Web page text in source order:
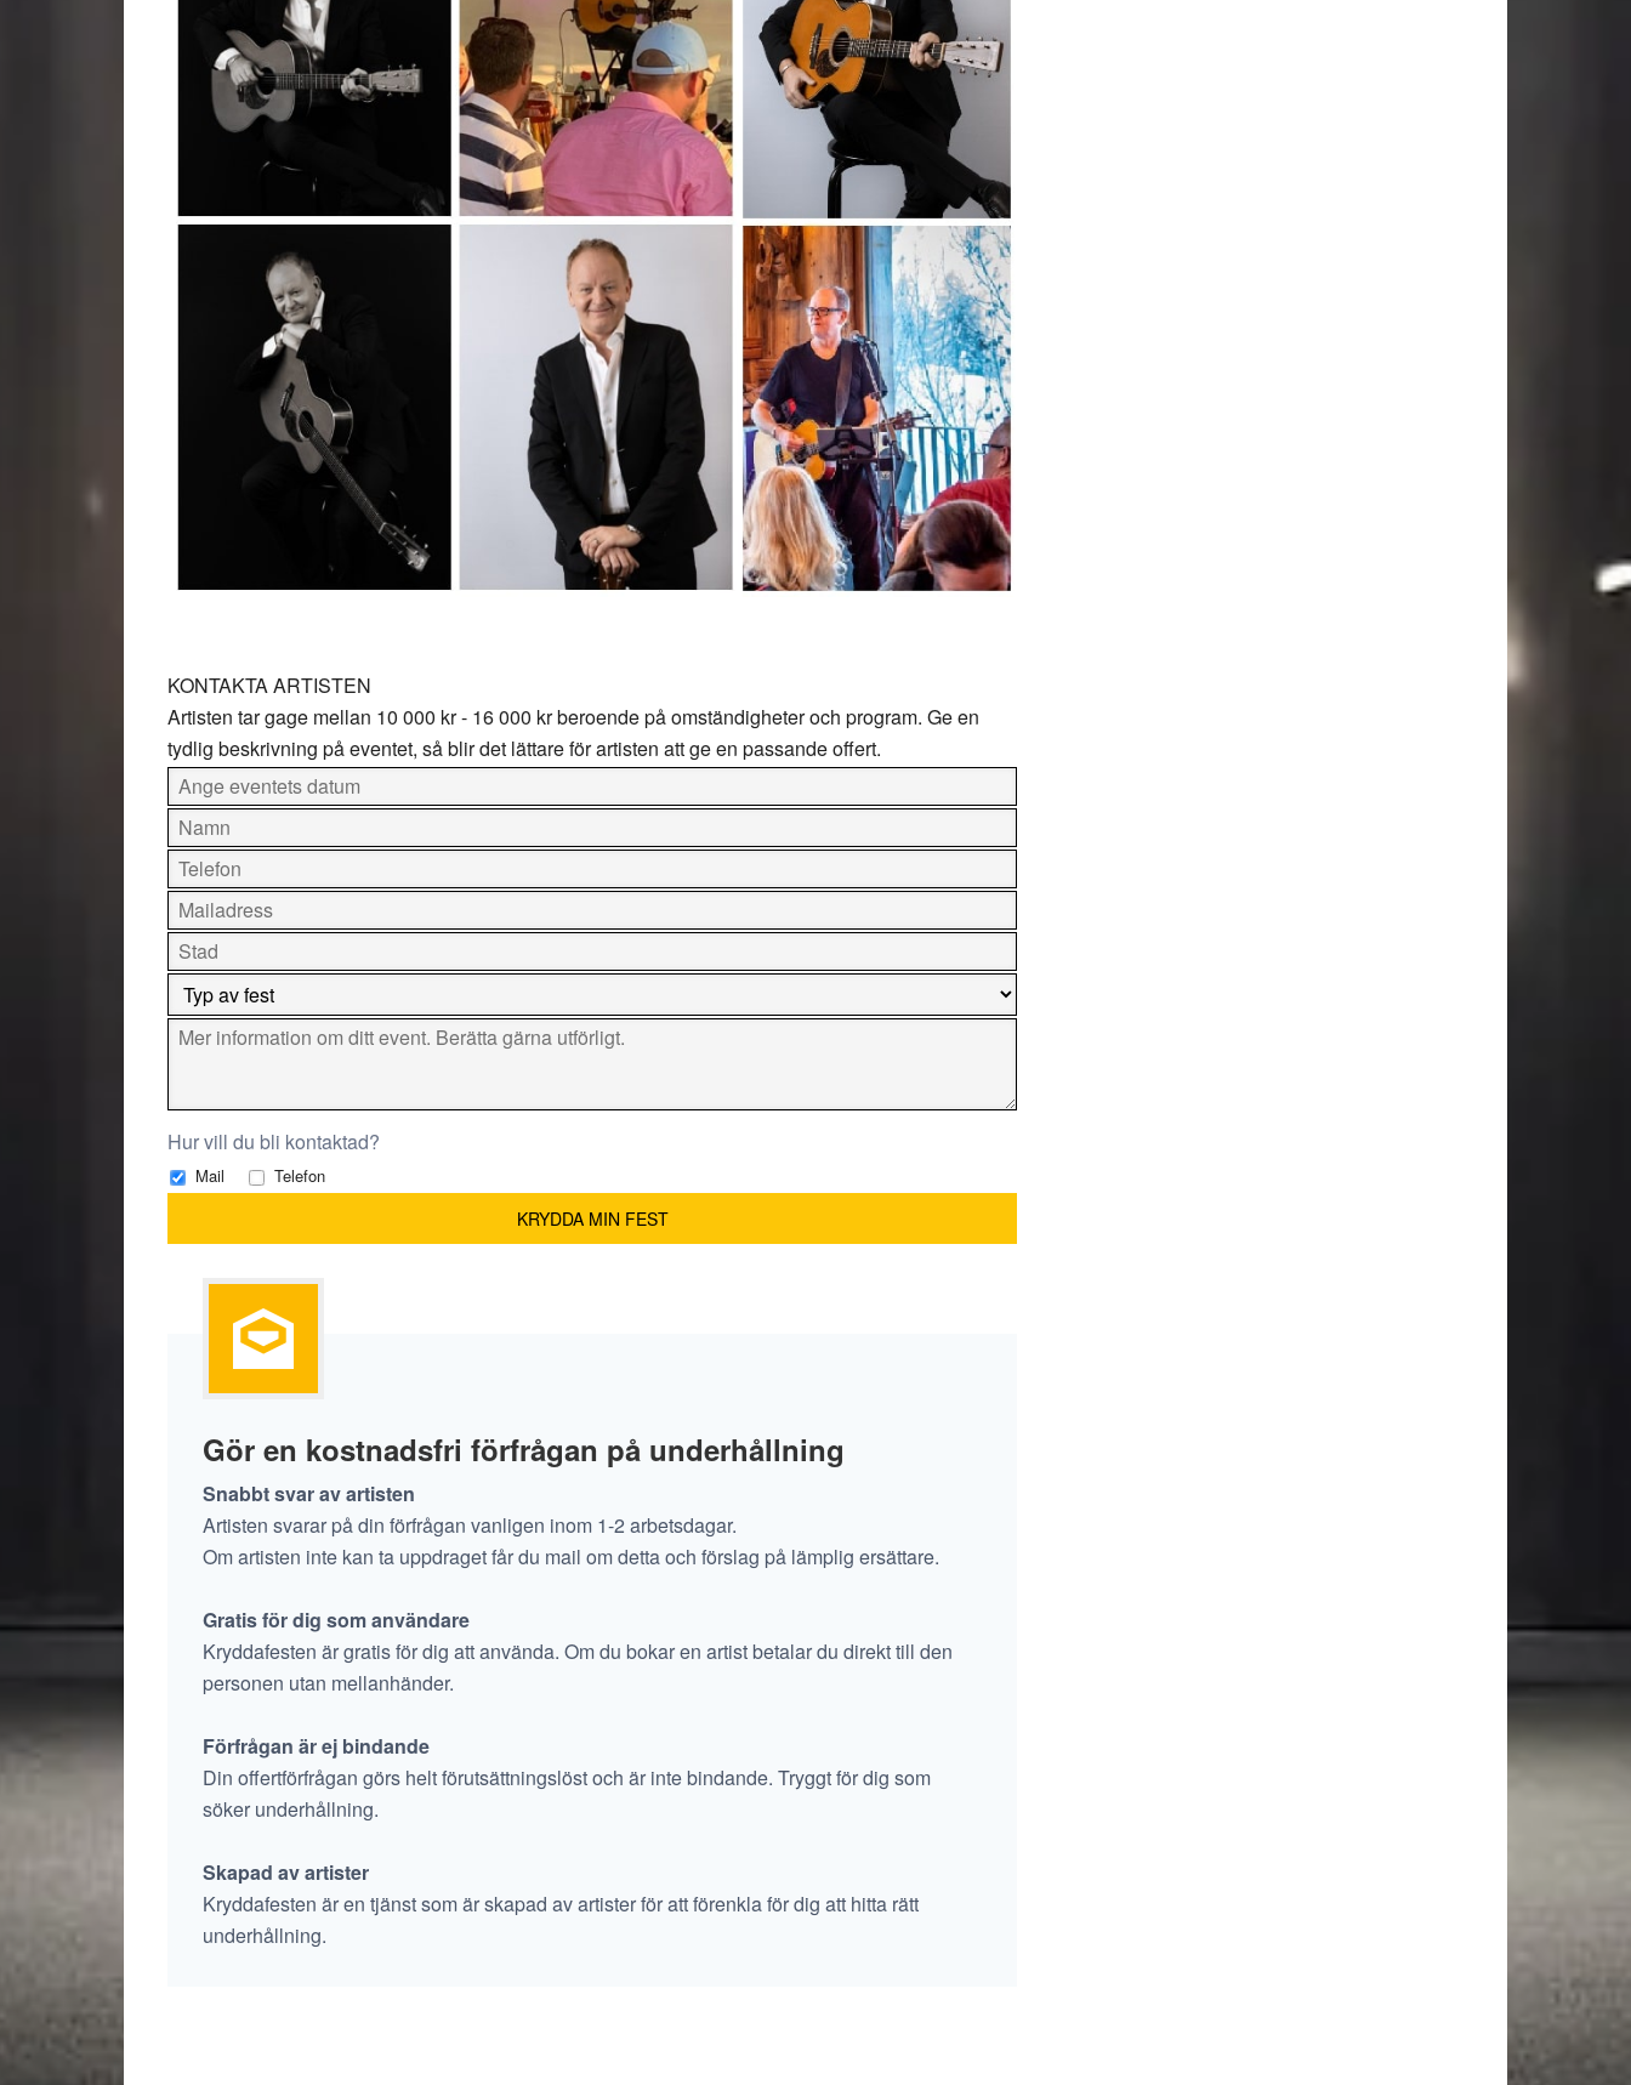
KONTAKTA ARTISTEN
Artisten tar gage mellan 10 000 kr - 16 000 krberoende på omständigheter och program. Ge en
tydlig beskrivning på eventet, så blir det lättare för artisten att ge en passande offert.
Hur vill du bli kontaktad?
Mail Telefon
Gör en kostnadsfri förfrågan på underhållning
Snabbt svar av artisten
Artisten svarar på din förfrågan vanligen inom 1-2 arbetsdagar.
Om artisten inte kan ta uppdraget får du mail om detta och förslag på lämplig ersättare.
Gratis för dig som användare
Kryddafesten är gratis för dig att använda. Om du bokar en artist betalar du direkt till den
personen utan mellanhänder.
Förfrågan är ej bindande
Din offertförfrågan görs helt förutsättningslöst och är inte bindande. Tryggt för dig som
söker underhållning.
Skapad av artister
Kryddafesten är en tjänst som är skapad av artister för att förenkla för dig att hitta rätt
underhållning.